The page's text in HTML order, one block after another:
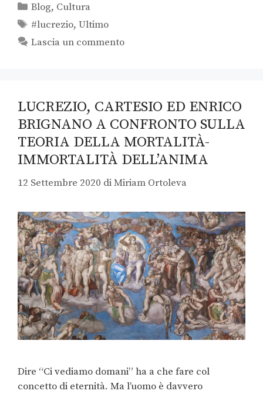
Blog, Cultura
#lucrezio,Ultimo
Lascia un commento
LUCREZIO, CARTESIO ED ENRICO
BRIGNANO A CONFRONTO SULLA
TEORIA DELLA MORTALITÀ-
IMMORTALITÀ DELL’ANIMA
12 Settembre 2020 diMiriam Ortoleva
Dire “Ci vediamo domani” ha a che fare col
concetto di eternità. Ma l’uomo è davvero